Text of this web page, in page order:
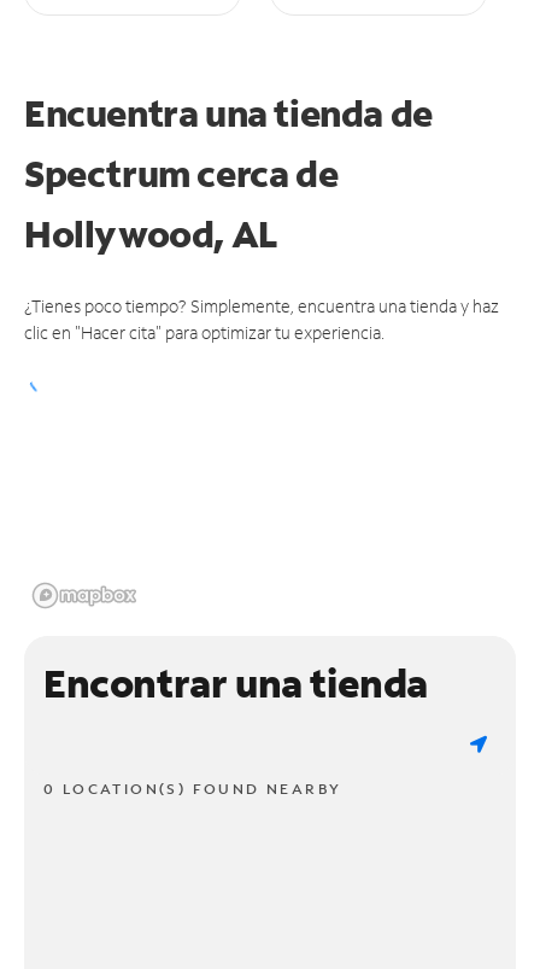
Encuentra una tienda de
Spectrumcerca de
Hollywood, AL
¿Tienes poco tiempo? Simplemente, encuentra una tienda y haz
clic en "Hacer cita" para optimizar tu experiencia.
Encontrar una tienda
0 LOCATION(S) FOUND NEARBY